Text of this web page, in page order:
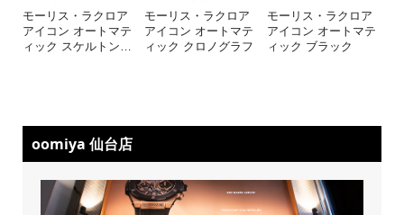
モーリス・ラクロア
アイコン オートマテ
ィック スケルトン
モーリス・ラクロア
アイコン オートマテ
ィック クロノグラフ
モーリス・ラクロア
アイコン オートマテ
ィック ブラック
oomiya 仙台店